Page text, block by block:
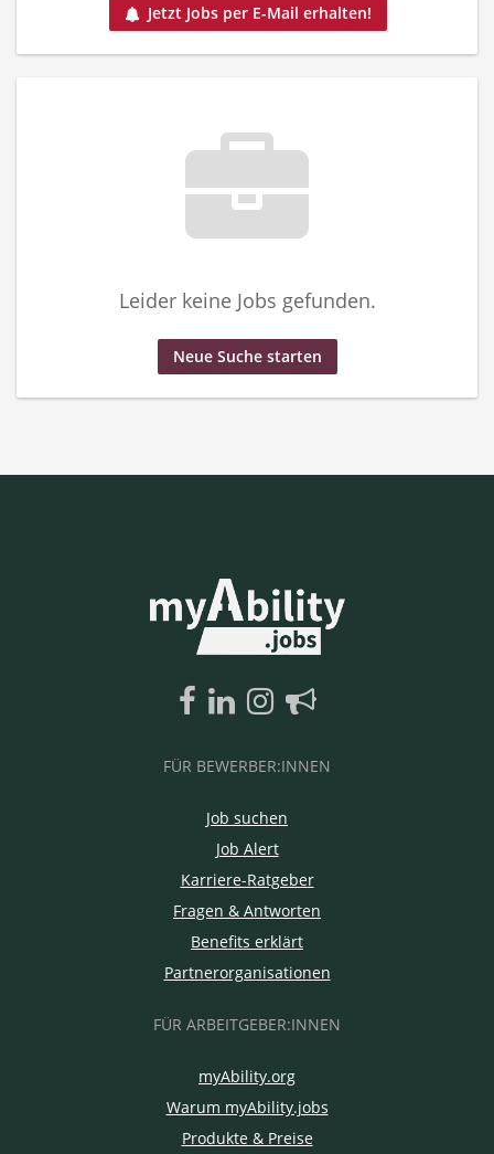
Jetzt Jobs per E-Mail erhalten!
Leider keine Jobs gefunden.
Neue Suche starten
FÜR BEWERBER:INNEN
Job suchen
Job Alert
Karriere-Ratgeber
Fragen & Antworten
Benefits erklärt
Partnerorganisationen
FÜR ARBEITGEBER:INNEN
myAbility.org
Warum myAbility.jobs
Produkte & Preise